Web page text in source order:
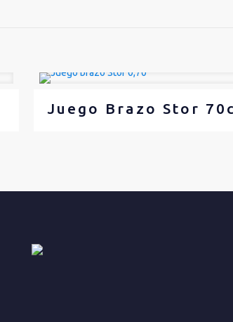
Juego Brazo Stor